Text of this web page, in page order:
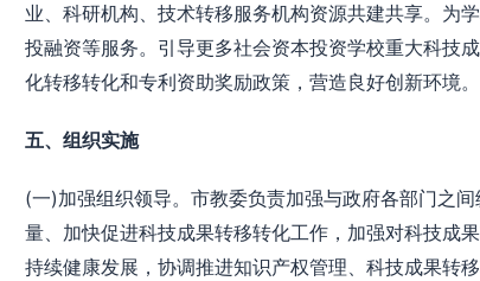
业、科研机构、技术转移服务机构资源共建共享。为
投融资等服务。引导更多社会资本投资学校重大科技
化转移转化和专利资助奖励政策，营造良好创新环境。
五、组织实施
(一)加强组织领导。市教委负责加强与政府各部门之
量、加快促进科技成果转移转化工作，加强对科技成
持续健康发展，协调推进知识产权管理、科技成果转